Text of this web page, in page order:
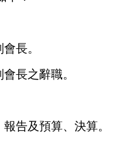
長。
長之辭職。
告及預算、決算。